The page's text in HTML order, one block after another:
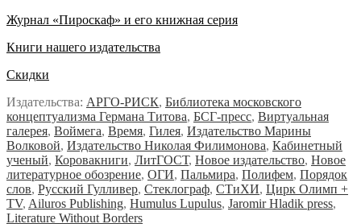
Журнал «Пироскаф» и его книжная серия
Книги нашего издательства
Скидки
Издательства: АРГО-РИСК, Библиотека московского
концептуализма Германа Титова, БСГ-пресс, Виртуальная
галерея, Воймега, Время, Гилея, Издательство Марины
Волковой, Издательство Николая Филимонова, Кабинетный
ученый, Коровакниги, ЛитГОСТ, Новое издательство, Новое
литературное обозрение, ОГИ, Пальмира, Полифем, Порядок
слов, Русский Гулливер, Стеклограф, СТиХИ, Цирк Олимп +
TV, Ailuros Publishing, Humulus Lupulus, Jaromir Hladik press,
Literature Without Borders